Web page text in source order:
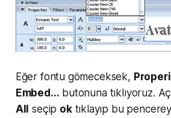
Eğer fontu gömeceksek,
Embed... butonuna tıklıyoruz.
All
seçip oktıklayıp bu